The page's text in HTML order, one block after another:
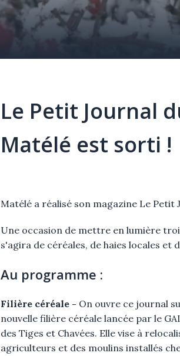
Le Petit Journal
Matélé est sorti !
Élément
Texte
Matélé a réalisé son magazine Le
Une occasion de mettre en lumière
s'agira de céréales, de haies locales et
Au programme :
Filière céréale - On ouvre ce journal
nouvelle filière céréale lancée par le
des Tiges et Chavées. Elle vise à
agriculteurs et des moulins installés